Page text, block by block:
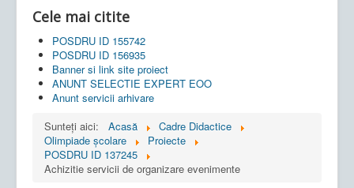
Cele mai citite
POSDRU ID 155742
POSDRU ID 156935
Banner si link site proiect
ANUNT SELECTIE EXPERT EOO
Anunt servicii arhivare
Sunteți aici:
Acasă
Cadre Didactice
Olimpiade școlare
Proiecte
POSDRU ID 137245
Achizitie servicii de organizare evenimente